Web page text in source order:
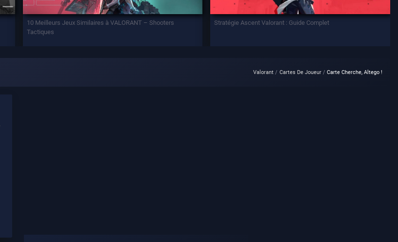
10 Meilleurs Jeux Similaires à VALORANT – Shooters
Tactiques
Stratégie Ascent Valorant : Guide Complet
Valorant Cartes De Joueur Carte Cherche, Altego !